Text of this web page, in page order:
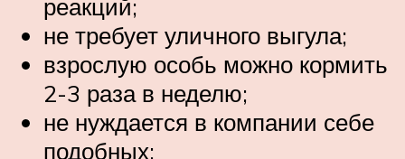
реакций;
не требует уличного выгула;
взрослую особь можно кормить
2-3 раза в неделю;
не нуждается в компании себе
подобных;